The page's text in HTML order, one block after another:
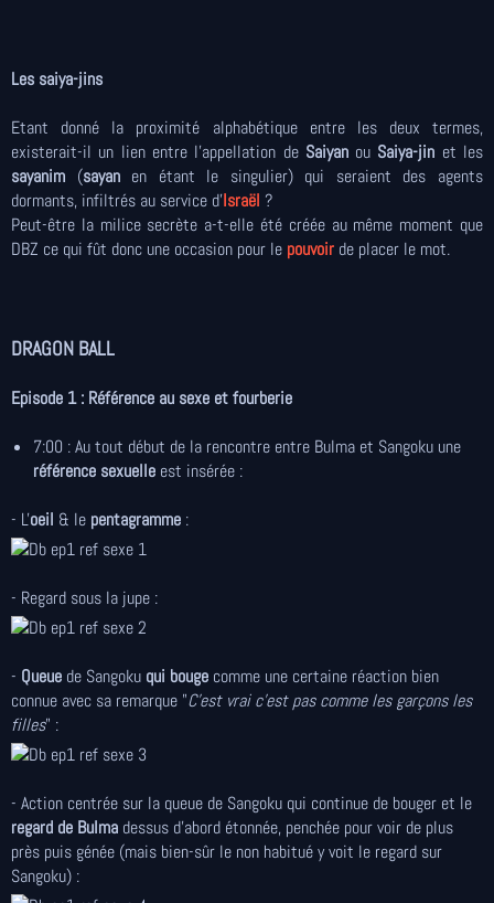
Les saiya-jins
Etant donné la proximité alphabétique entre les deux termes,
existerait-il un lien entre l'appellation de Saiyanou Saiya-jin et les
sayanim (sayanen étant le singulier) qui seraient des agents
dormants, infiltrés au service d'Israël ?
Peut-être la milice secrète a-t-elle été créée au même moment que
DBZ ce qui fût donc une occasion pour le pouvoir de placer le mot.
DRAGON BALL
Episode 1 : Référence au sexe et fourberie
7:00 : Au tout début de la rencontre entre Bulma et Sangoku une
référence sexuelle est insérée :
- L'oeil & le pentagramme :
- Regard sous la jupe :
- Queue de Sangoku qui bouge comme une certaine réaction bien
connue avec sa remarque "C'est vrai c'est pas comme les garçons les
filles" :
- Action centrée sur la queue de Sangoku qui continue de bouger et le
regard de Bulma dessus d'abord étonnée, penchée pour voir de plus
près puis génée (mais bien-sûr le non habitué y voit le regard sur
Sangoku) :